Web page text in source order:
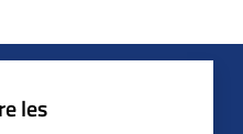
les